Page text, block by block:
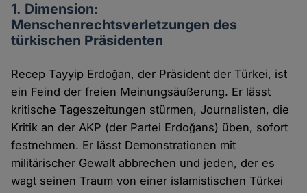
1. Dimension:
Menschenrechtsverletzungen des
türkischen Präsidenten
Recep Tayyip Erdoğan, der Präsident der Türkei, ist
ein Feind der freien Meinungsäußerung. Er lässt
kritische Tageszeitungen stürmen, Journalisten, die
Kritik an der AKP (der Partei Erdoğans) üben, sofort
festnehmen. Er lässt Demonstrationen mit
militärischer Gewalt abbrechen und jeden, der es
wagt seinen Traum von einer islamistischen Türkei